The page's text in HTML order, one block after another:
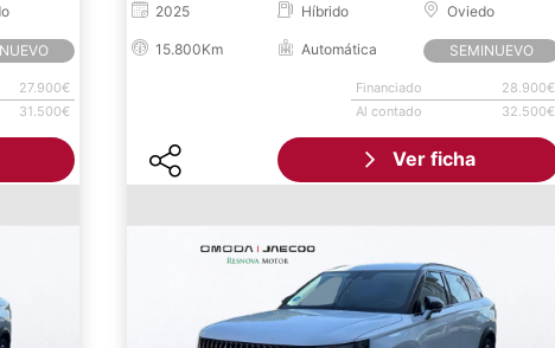
27.900€
31.500€
2025 Híbrido Oviedo
15.800Km Automática SEMINUEVO
Financiado
28.900€
Al contado
32.500€
Ver ficha